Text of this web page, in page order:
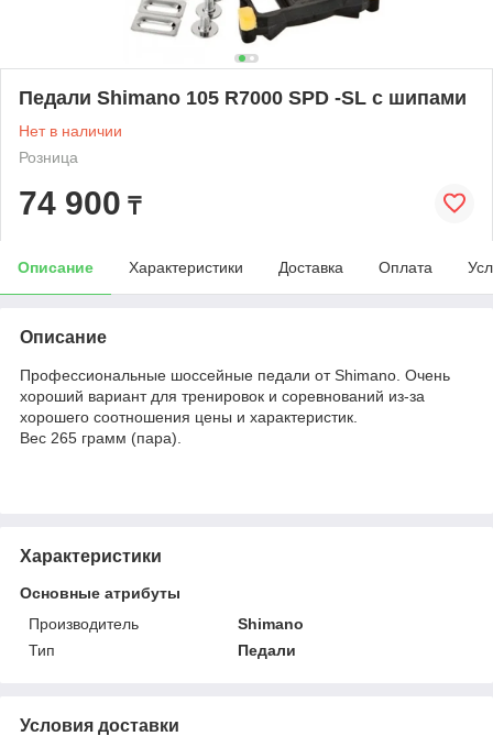
Педали Shimano 105 R7000 SPD -SL с шипами
Нет в наличии
Розница
74 900 ₸
Описание Характеристики Доставка Оплата
Описание
Профессиональные шоссейные педали от Shimano. Очень
хороший вариант для тренировок и соревнований из-за
хорошего соотношения цены и характеристик.
Вес 265 грамм (пара).
Характеристики
Основные атрибуты
Производитель
Shimano
Тип
Педали
Условия доставки